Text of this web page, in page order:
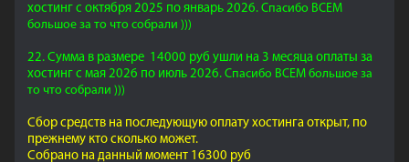
хостинг с октября 2025 по январь 2026. Спасибо ВСЕМ
большое за то что собрали )))
22. Сумма в размере 14000 руб ушли на 3 месяца оплаты за
хостинг с мая 2026 по июль 2026. Спасибо ВСЕМ большое за
то что собрали )))
Сбор средств на последующую оплату хостинга открыт, по
прежнему кто сколько может.
Собрано на данный момент 16300 руб